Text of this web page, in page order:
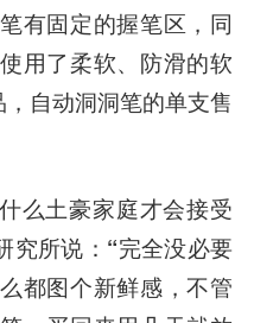
有固定的握笔区，同
用了柔软、防滑的软
，自动洞洞笔的单支售
么土豪家庭才会接受
究所说： “完全没必要
都图个新鲜感，不管